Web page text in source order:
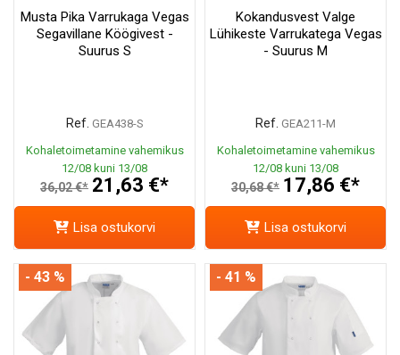
Musta Pika Varrukaga Vegas
Segavillane Köögivest -
Suurus S
Ref. GEA438-S
Kohaletoimetamine vahemikus
12/08 kuni 13/08
36,02 €* 21,63 €*
Lisa ostukorvi
Kokandusvest Valge
Lühikeste Varrukatega Vegas
- Suurus M
Ref. GEA211-M
Kohaletoimetamine vahemikus
12/08 kuni 13/08
30,68 €* 17,86 €*
Lisa ostukorvi
- 43 % - 41 %